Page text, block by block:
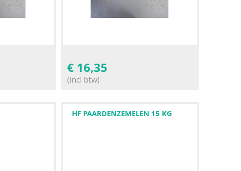
€ 16,35
(incl btw)
HF PAARDENZEMELEN 15 KG